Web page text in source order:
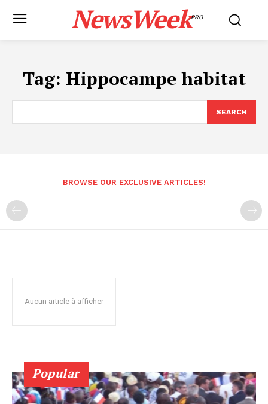
NewsWeekPRO
Tag: Hippocampe habitat
SEARCH
BROWSE OUR EXCLUSIVE ARTICLES!
Aucun article à afficher
Popular